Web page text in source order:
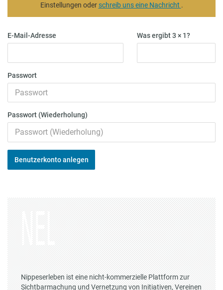
Einstellungen oderschreib uns eine Nachricht .
E-Mail-Adresse Was ergibt 3 × 1?
Passwort
Passwort (Wiederholung)
Benutzerkonto anlegen
Nippeserleben ist eine nicht-kommerzielle Plattform zur
Sichtbarmachung und Vernetzung von Initiativen, Vereinen